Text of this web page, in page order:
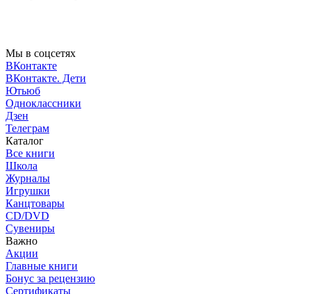
Мы в соцсетях
ВКонтакте
ВКонтакте. Дети
Ютьюб
Одноклассники
Дзен
Телеграм
Каталог
Все книги
Школа
Журналы
Игрушки
Канцтовары
CD/DVD
Сувениры
Важно
Акции
Главные книги
Бонус за рецензию
Сертификаты